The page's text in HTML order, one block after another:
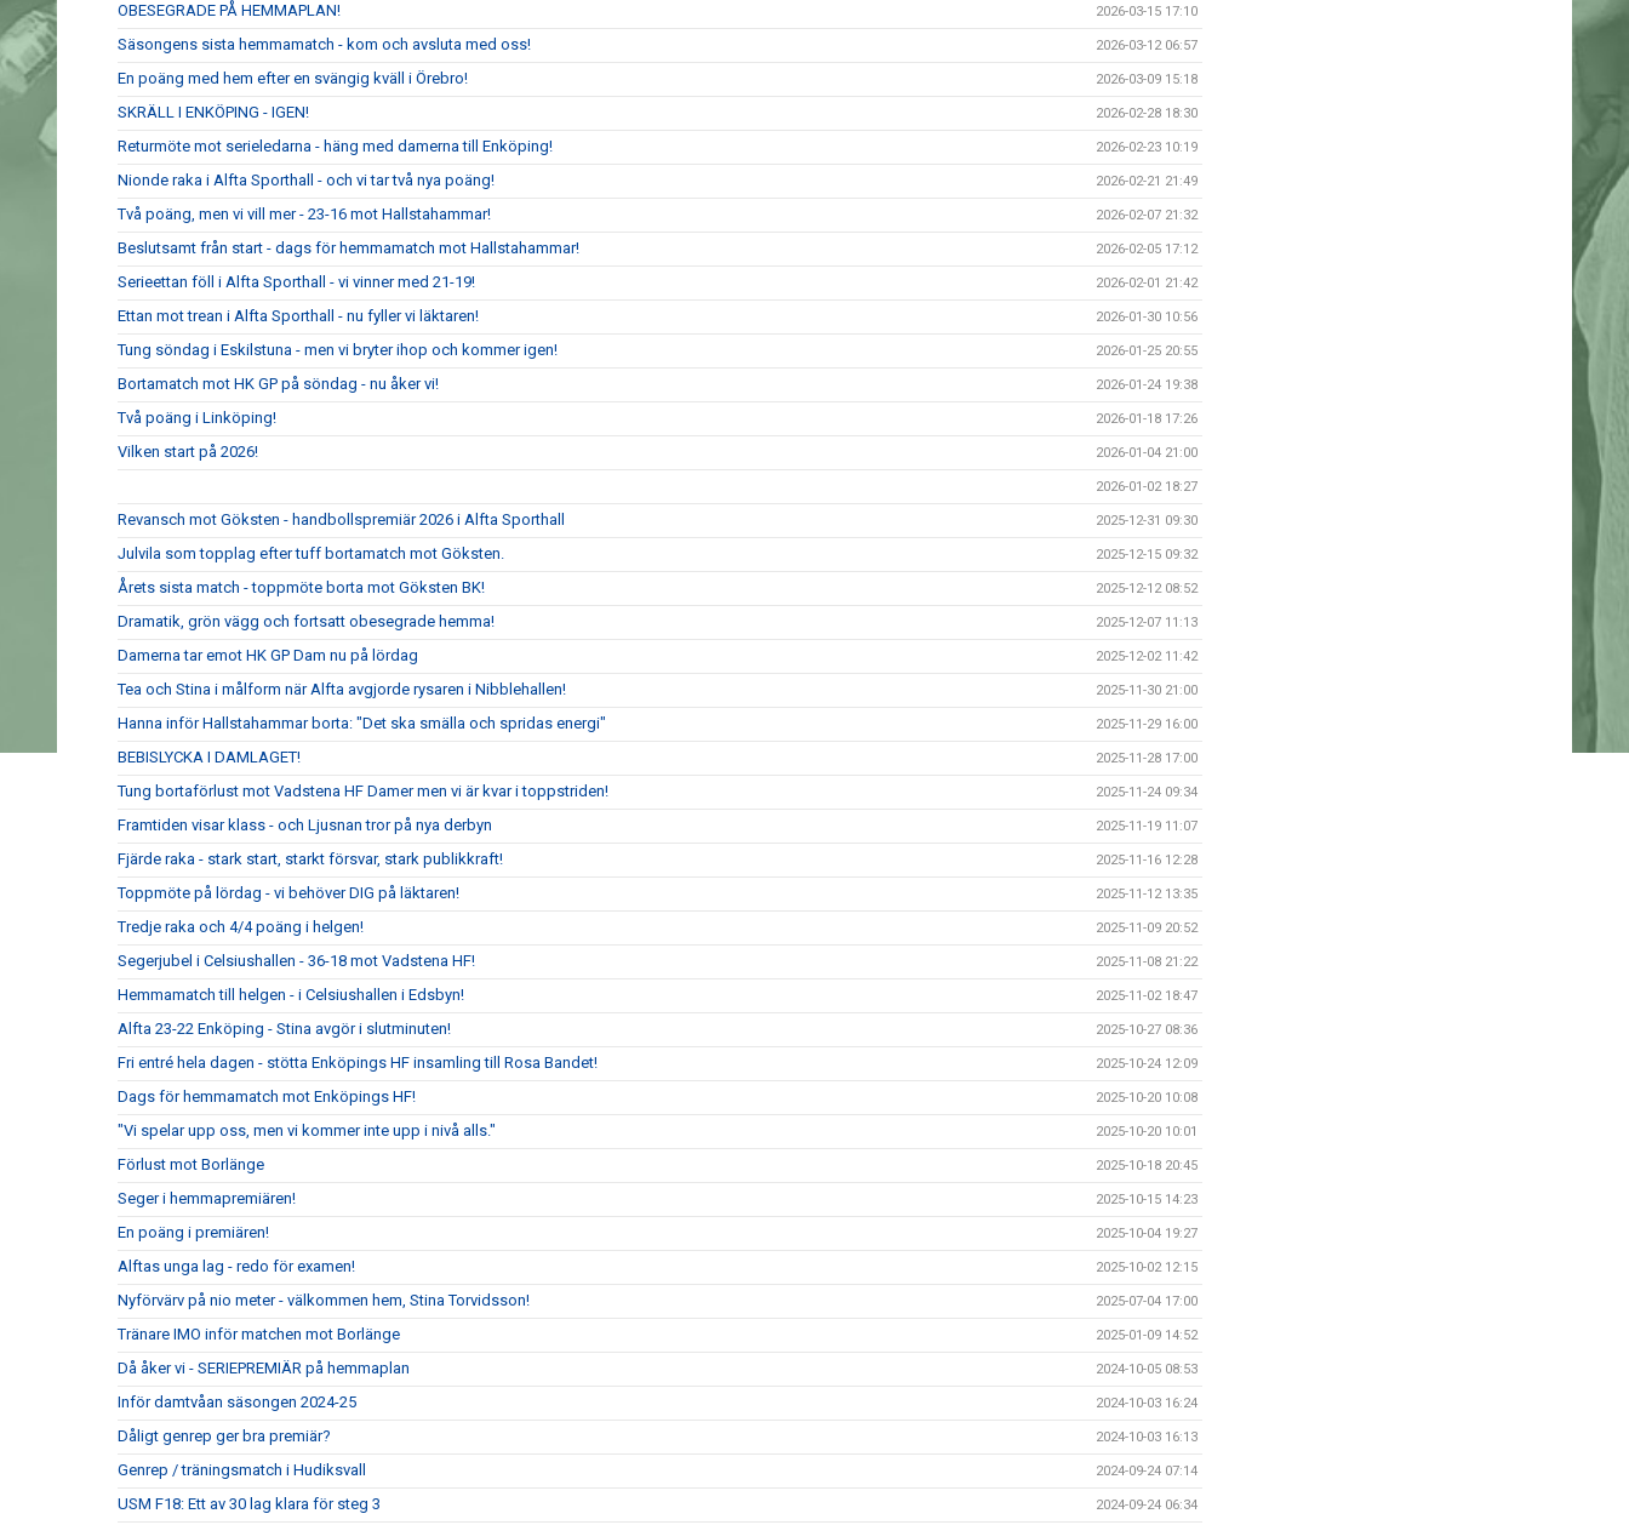
OBESEGRADE PÅ HEMMAPLAN! 2026-03-15 17:10
Säsongens sista hemmamatch - kom och avsluta med oss! 2026-03-12 06:57
En poäng med hem efter en svängig kväll i Örebro! 2026-03-09 15:18
SKRÄLL I ENKÖPING - IGEN! 2026-02-28 18:30
Returmöte mot serieledarna - häng med damerna till Enköping! 2026-02-23 10:19
Nionde raka i Alfta Sporthall - och vi tar två nya poäng! 2026-02-21 21:49
Två poäng, men vi vill mer - 23-16 mot Hallstahammar! 2026-02-07 21:32
Beslutsamt från start - dags för hemmamatch mot Hallstahammar! 2026-02-05 17:12
Serieettan föll i Alfta Sporthall - vi vinner med 21-19! 2026-02-01 21:42
Ettan mot trean i Alfta Sporthall - nu fyller vi läktaren! 2026-01-30 10:56
Tung söndag i Eskilstuna - men vi bryter ihop och kommer igen! 2026-01-25 20:55
Bortamatch mot HK GP på söndag - nu åker vi! 2026-01-24 19:38
Två poäng i Linköping! 2026-01-18 17:26
Vilken start på 2026! 2026-01-04 21:00
2026-01-02 18:27
Revansch mot Göksten - handbollspremiär 2026 i Alfta Sporthall 2025-12-31 09:30
Julvila som topplag efter tuff bortamatch mot Göksten. 2025-12-15 09:32
Årets sista match - toppmöte borta mot Göksten BK! 2025-12-12 08:52
Dramatik, grön vägg och fortsatt obesegrade hemma! 2025-12-07 11:13
Damerna tar emot HK GP Dam nu på lördag 2025-12-02 11:42
Tea och Stina i målform när Alfta avgjorde rysaren i Nibblehallen! 2025-11-30 21:00
Hanna inför Hallstahammar borta: "Det ska smälla och spridas energi" 2025-11-29 16:00
BEBISLYCKA I DAMLAGET! 2025-11-28 17:00
Tung bortaförlust mot Vadstena HF Damer men vi är kvar i toppstriden! 2025-11-24 09:34
Framtiden visar klass - och Ljusnan tror på nya derbyn 2025-11-19 11:07
Fjärde raka - stark start, starkt försvar, stark publikkraft! 2025-11-16 12:28
Toppmöte på lördag - vi behöver DIG på läktaren! 2025-11-12 13:35
Tredje raka och 4/4 poäng i helgen! 2025-11-09 20:52
Segerjubel i Celsiushallen - 36-18 mot Vadstena HF! 2025-11-08 21:22
Hemmamatch till helgen - i Celsiushallen i Edsbyn! 2025-11-02 18:47
Alfta 23-22 Enköping - Stina avgör i slutminuten! 2025-10-27 08:36
Fri entré hela dagen - stötta Enköpings HF insamling till Rosa Bandet! 2025-10-24 12:09
Dags för hemmamatch mot Enköpings HF! 2025-10-20 10:08
"Vi spelar upp oss, men vi kommer inte upp i nivå alls." 2025-10-20 10:01
Förlust mot Borlänge 2025-10-18 20:45
Seger i hemmapremiären! 2025-10-15 14:23
En poäng i premiären! 2025-10-04 19:27
Alftas unga lag - redo för examen! 2025-10-02 12:15
Nyförvärv på nio meter - välkommen hem, Stina Torvidsson! 2025-07-04 17:00
Tränare IMO inför matchen mot Borlänge 2025-01-09 14:52
Då åker vi - SERIEPREMIÄR på hemmaplan 2024-10-05 08:53
Inför damtvåan säsongen 2024-25 2024-10-03 16:24
Dåligt genrep ger bra premiär? 2024-10-03 16:13
Genrep / träningsmatch i Hudiksvall 2024-09-24 07:14
USM F18: Ett av 30 lag klara för steg 3 2024-09-24 06:34